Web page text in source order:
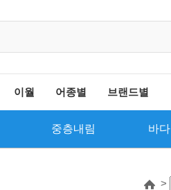
이월 어종별 브랜드별
중층내림 바다
>